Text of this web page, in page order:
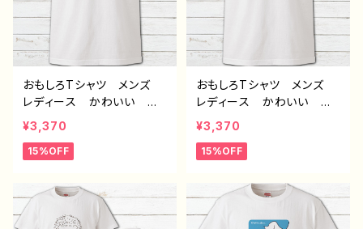
イト） 作：んごミック C-3
おもしろTシャツ メンズ
レディース かわいい お
しゃれ イラスト ハリネズ
ミ 動物 ゆるかわ おす
すめ 個性的 人気 イラ
エイター オリジナル デ
ザイン グッズ 半袖シャ
ツ デザイン コラボ オ
¥3,370
15%OFF
おもしろTシャツ メンズ
レディース かわいい お
しゃれ イラスト うさぎ
動物 ゆるかわ おすす
め 個性的 人気 イラス
イター デザイン コラ
ボ オリジナル デザイ
ン グッズ ネタTシャツ
¥3,370
15%OFF